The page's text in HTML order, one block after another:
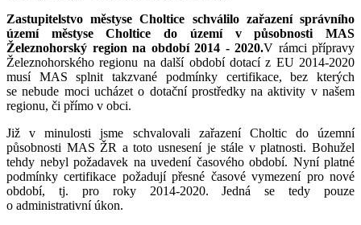
Zastupitelstvo městyse Choltice schválilo zařazení správního
území městyse Choltice do územív
působnosti MAS
Železnohorský region na období 2014 - 2020.V rámci přípravy
Železnohorského regionu na další období dotací z EU 2014-2020
musí MAS splnit takzvané podmínky certifikace, bez kterých
se nebude moci ucházet o dotační prostředky na aktivity v našem
regionu, či přímo v obci.
Již v minulosti jsme schvalovali zařazení Choltic do územní
působnosti MAS ŽR a toto usnesení je stále v platnosti. Bohužel
tehdy nebyl požadavek na uvedení časového období. Nyní platné
podmínky certifikace požadují přesné časové vymezení pro nové
období, tj. pro roky 2014-2020. Jedná se tedy pouze
o administrativní úkon.